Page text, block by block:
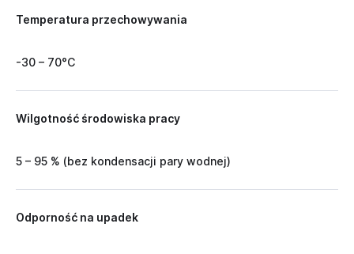
Temperatura przechowywania
-30 – 70°C
Wilgotność środowiska pracy
5 – 95 % (bez kondensacji pary wodnej)
Odporność na upadek